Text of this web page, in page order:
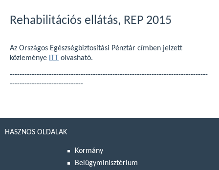
Rehabilitációs ellátás, REP 2015
Az Országos Egészségbiztosítási Pénztár címben jelzett
közleménye
olvasható.
---------------------------------------------------------------------------------
------------------------------
HASZNOS OLDALAK
Kormány
Belügyminisztérium